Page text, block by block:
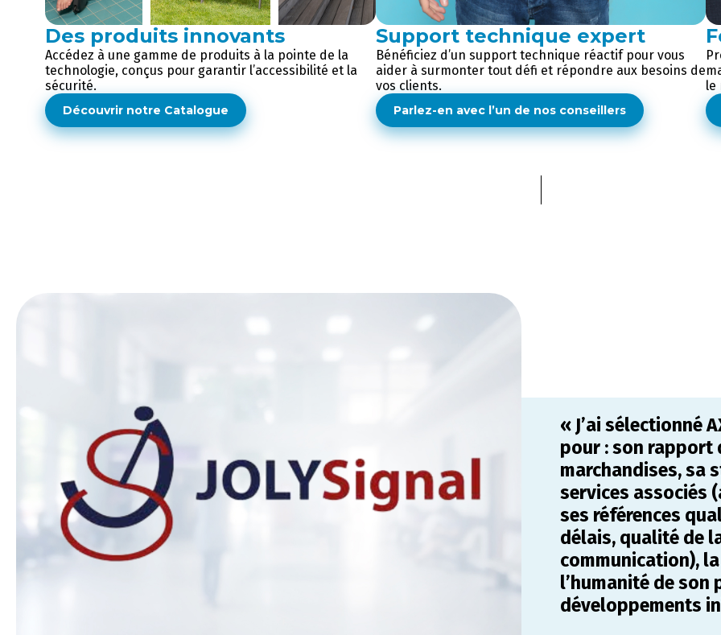
Des produits innovants
Accédez à une gamme de produits à la pointe de la
technologie, conçus pour garantir l’accessibilité et la
sécurité.
Découvrir notre Catalogue
Support technique expert
Bénéficiez d’un support technique réactif pour vous
aider à surmonter tout défi et répondre aux besoins de
vos clients.
Parlez-en avec l’un de nos conseillers
le
« J’ai sélectionné
pour : son
marchandises, sa
services associés
ses références
délais, qualité de
communication),
l’humanité de son
développements